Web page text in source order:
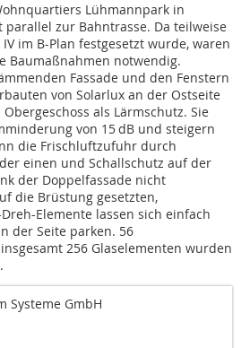
Lühmannpark in
parallel zur Bahntrasse. Da teilweise
im B-Plan festgesetzt wurde, waren
Baumaßnahmen notwendig.
Fassade und den Fenstern
von Solarlux an der Ostseite
als Lärmschutz. Sie
von 15 dB und steigern
die Frischluftzufuhr durch
einen und Schallschutz auf der
der Doppelfassade nicht
die Brüstung gesetzten,
Elemente lassen sich einfach
der Seite parken. 56
256 Glaselementen wurden
Systeme GmbH